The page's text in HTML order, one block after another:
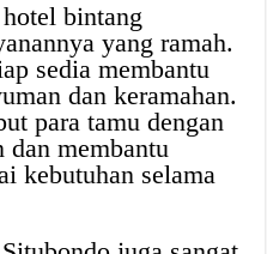
bintang
yang ramah.
sedia membantu
dan keramahan.
para tamu dengan
dan membantu
kebutuhan selama